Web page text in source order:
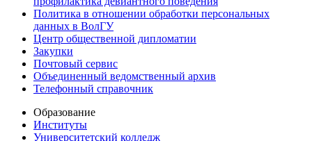
Политика в отношении обработки персональных
данных в ВолГУ
Центр общественной дипломатии
Закупки
Почтовый сервис
Объединенный ведомственный архив
Телефонный справочник
Образование
Институты
Университетский колледж